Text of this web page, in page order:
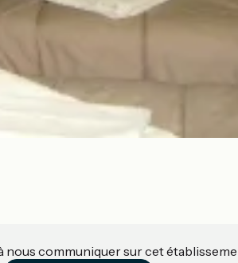
nous communiquer sur cet